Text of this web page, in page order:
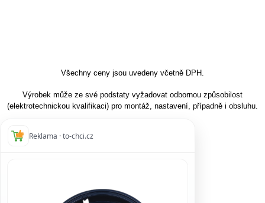
Všechny ceny jsou uvedeny včetně DPH.
Výrobek může ze své podstaty vyžadovat odbornou způsobilost
(elektrotechnickou kvalifikaci) pro montáž, nastavení, případně i obsluhu.
Reklama · to-chci.cz